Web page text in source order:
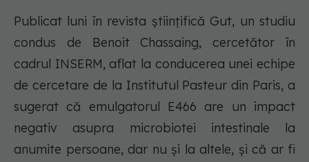
Publicat luni în revista ştiinţifică Gut, un studiu
condus de Benoit Chassaing, cercetător în
cadrul INSERM, aflat la conducerea unei echipe
de cercetare de la Institutul Pasteur din Paris, a
sugerat că emulgatorul E466 are un impact
negativ asupra microbiotei intestinale la
anumite persoane, dar nu şi la altele, şi că ar fi